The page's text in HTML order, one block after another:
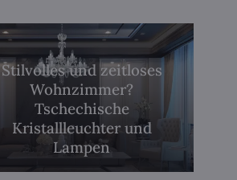
Stilvolles und zeitloses
Wohnzimmer?
Tschechische
Kristallleuchter und
Lampen